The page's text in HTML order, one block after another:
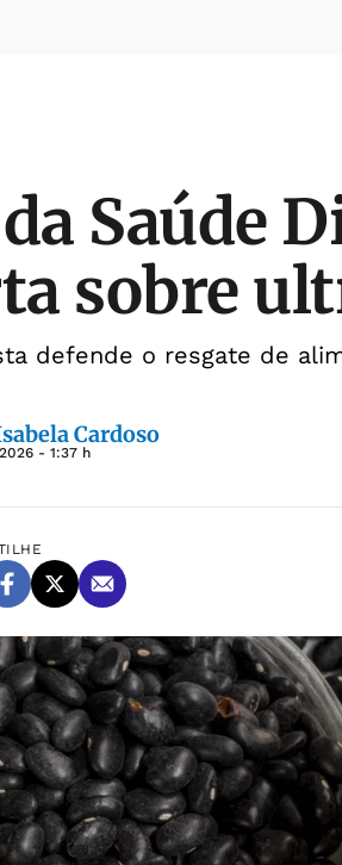
Saúde
sobre
defende o resgate de
Cardoso
- 1:37 h